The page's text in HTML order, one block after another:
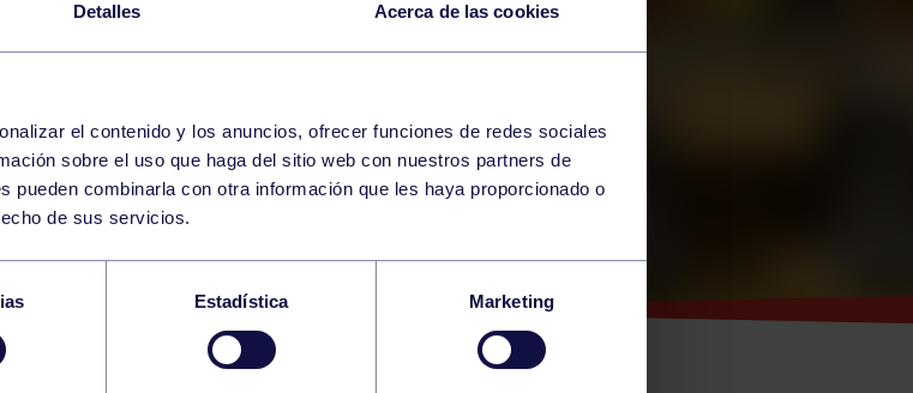
Detalles Acerca de las cookies
el contenido y los anuncios, ofrecer funciones de redes sociales
sobre el uso que haga del sitio web con nuestros partners de
pueden combinarla con otra información que les haya proporcionado o
de sus servicios.
Estadística Marketing